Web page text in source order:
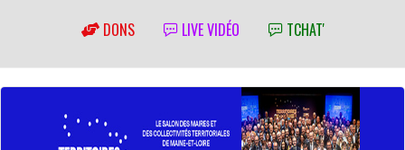
DONS LIVE VIDÉO TCHAT'